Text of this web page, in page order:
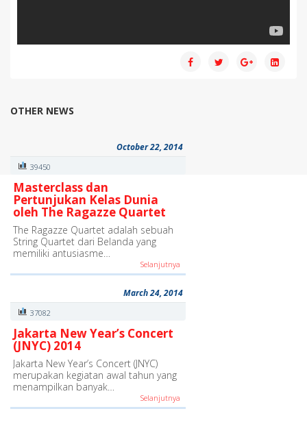
OTHER NEWS
October 22, 2014
39450
Masterclass dan
Pertunjukan Kelas Dunia
oleh The Ragazze Quartet
The Ragazze Quartet adalah sebuah
String Quartet dari Belanda yang
memiliki antusiasme…
Selanjutnya
March 24, 2014
37082
Jakarta New Year’s Concert
(JNYC) 2014
Jakarta New Year’s Concert (JNYC)
merupakan kegiatan awal tahun yang
menampilkan banyak…
Selanjutnya